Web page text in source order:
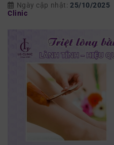
Ngày cập nhật: 25/10/2025
Clinic